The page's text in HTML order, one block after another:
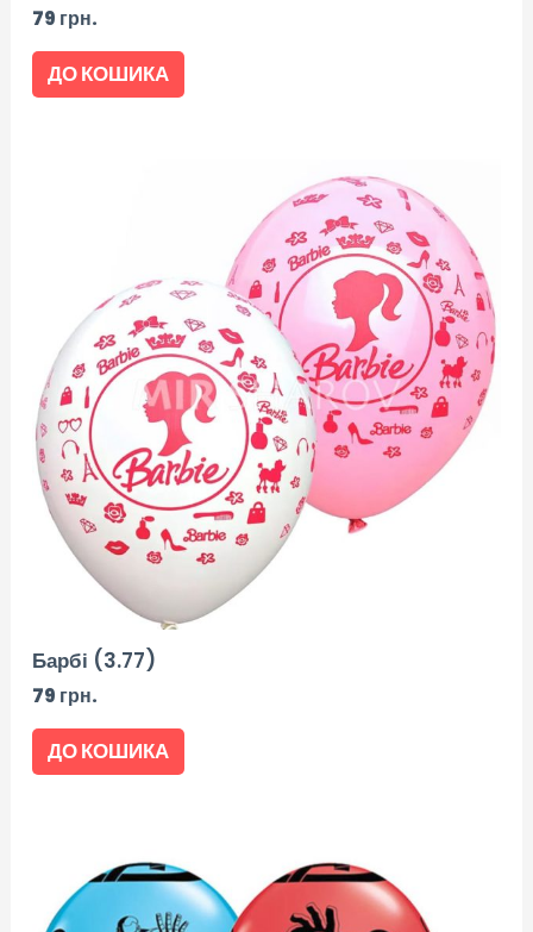
79 грн.
ДО КОШИКА
Барбі (3.77)
79 грн.
ДО КОШИКА